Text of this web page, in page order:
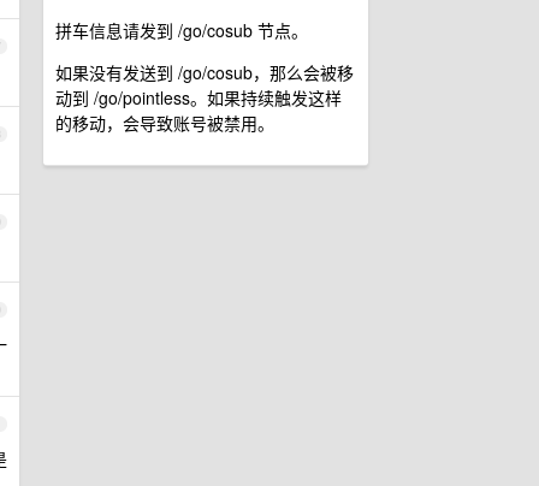
拼车信息请发到 /go/cosub 节点。
如果没有发送到 /go/cosub，那么会被移
动到 /go/pointless。如果持续触发这样
的移动，会导致账号被禁用。